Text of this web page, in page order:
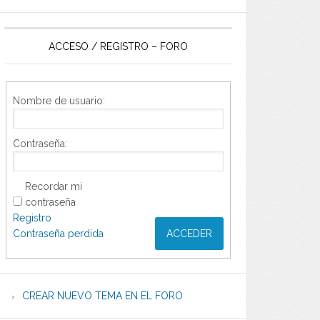
ACCESO / REGISTRO – FORO
Nombre de usuario:
Contraseña:
Recordar mi
contraseña
ACCEDER
Registro
Contraseña perdida
CREAR NUEVO TEMA EN EL FORO